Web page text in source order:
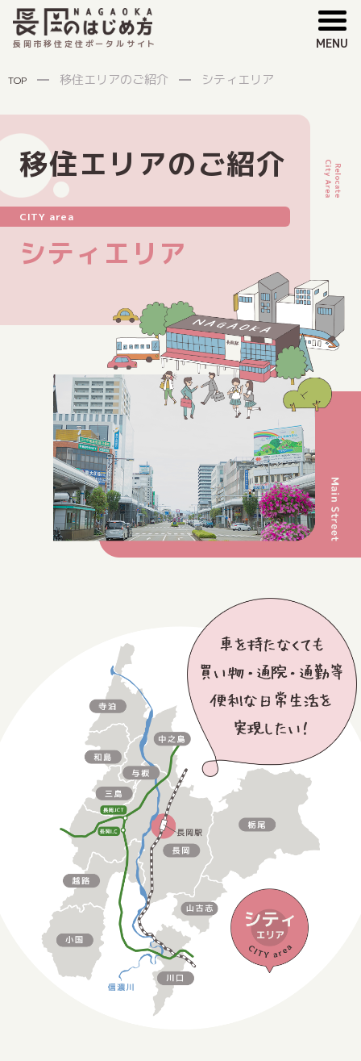
長岡市移住定住ポータルサイト MENU
TOP 移住エリアのご紹介 シティエリア
移住エリアのご紹介
CITY area
シティエリア